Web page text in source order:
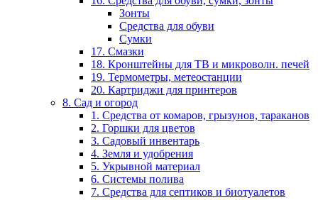
Зонты
Средства для обуви
Сумки
17. Смазки
18. Кронштейны для ТВ и микроволн. печей
19. Термометры, метеостанции
20. Картриджи для принтеров
8. Сад и огород
1. Средства от комаров, грызунов, тараканов
2. Горшки для цветов
3. Садовый инвентарь
4. Земля и удобрения
5. Укрывной материал
6. Системы полива
7. Средства для септиков и биотуалетов